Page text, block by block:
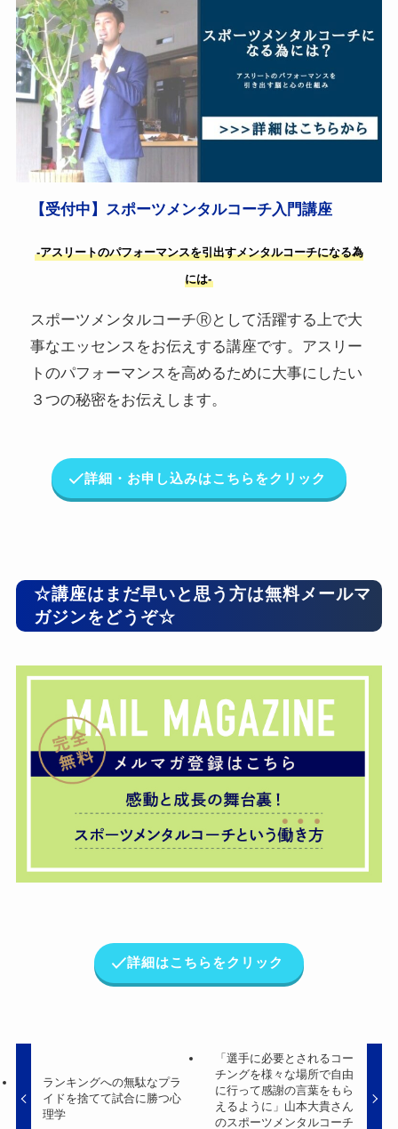
【受付中】スポーツメンタルコーチ入門講座
-アスリートのパフォーマンスを引出すメンタルコーチになる為
には-
スポーツメンタルコーチⓇとして活躍する上で大
事なエッセンスをお伝えする講座です。アスリー
トのパフォーマンスを高めるために大事にしたい
３つの秘密をお伝えします。
詳細・お申し込みはこちらをクリック
☆講座はまだ早いと思う方は無料メールマ
ガジンをどうぞ☆
詳細はこちらをクリック
ランキングへの無駄なプラ
イドを捨てて試合に勝つ心
理学
「選手に必要とされるコー
チングを様々な場所で自由
に行って感謝の言葉をもら
えるように」山本大貴さん
のスポーツメンタルコーチ